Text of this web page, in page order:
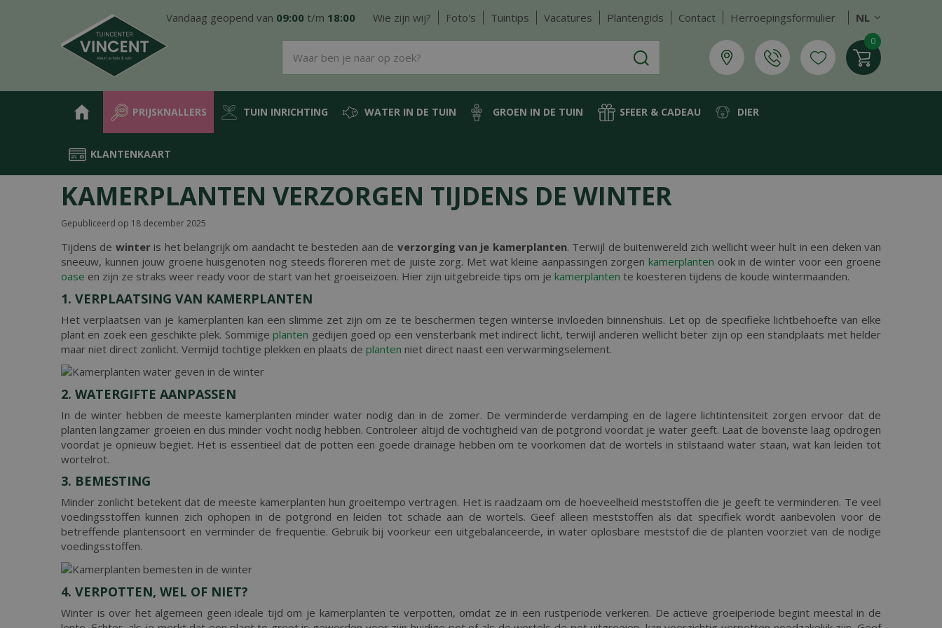
Home Nieuws Kamerplanten verzorgen tijdens de winter
Vandaag geopend van 09:00 t/m 18:00 Wie zijn wij? Foto's Tuintips Vacatures Plantengids Contact Herroepingsformulier NL
PRIJSKNALLERS TUIN INRICHTING WATER IN DE TUIN GROEN IN DE TUIN SFEER & CADEAU DIER
KLANTENKAART
KAMERPLANTEN VERZORGEN TIJDENS DE WINTER
Gepubliceerd op 18 december 2025
Tijdens de winteris het belangrijk om aandacht te besteden aan de verzorging van je kamerplanten. Terwijl de buitenwereld zich wellicht weer hult in een deken van
sneeuw, kunnen jouw groene huisgenoten nog steeds floreren met de juiste zorg. Met wat kleine aanpassingen zorgen kamerplanten ook in de winter voor een groene
oase en zijn ze straks weer ready voor de start van het groeiseizoen. Hier zijn uitgebreide tips om je kamerplanten te koesteren tijdens de koude wintermaanden.
1. VERPLAATSING VAN KAMERPLANTEN
Het verplaatsen van je kamerplanten kan een slimme zet zijn om ze te beschermen tegen winterse invloeden binnenshuis. Let op de specifieke lichtbehoefte van elke
plant en zoek een geschikte plek. Sommigeplanten gedijen goed op een vensterbank met indirect licht, terwijl anderen wellicht beter zijn op een standplaats met helder
maar niet direct zonlicht. Vermijd tochtige plekken en plaats de planten niet direct naast een verwarmingselement.
2. WATERGIFTE AANPASSEN
In de winter hebben de meeste kamerplanten minder water nodig dan in de zomer. De verminderde verdamping en de lagere lichtintensiteit zorgen ervoor dat de
planten langzamer groeien en dus minder vocht nodig hebben. Controleer altijd de vochtigheid van de potgrond voordat je water geeft. Laat de bovenste laag opdrogen
voordat je opnieuw begiet. Het is essentieel dat de potten een goede drainage hebben om te voorkomen dat de wortels in stilstaand water staan, wat kan leiden tot
wortelrot.
3. BEMESTING
Minder zonlicht betekent dat de meeste kamerplanten hun groeitempo vertragen. Het is raadzaam om de hoeveelheid meststoffen die je geeft te verminderen. Te veel
voedingsstoffen kunnen zich ophopen in de potgrond en leiden tot schade aan de wortels. Geef alleen meststoffen als dat specifiek wordt aanbevolen voor de
betreffende plantensoort en verminder de frequentie. Gebruik bij voorkeur een uitgebalanceerde, in water oplosbare meststof die de planten voorziet van de nodige
voedingsstoffen.
4. VERPOTTEN, WEL OF NIET?
Winter is over het algemeen geen ideale tijd om je kamerplanten te verpotten, omdat ze in een rustperiode verkeren. De actieve groeiperiode begint meestal in de